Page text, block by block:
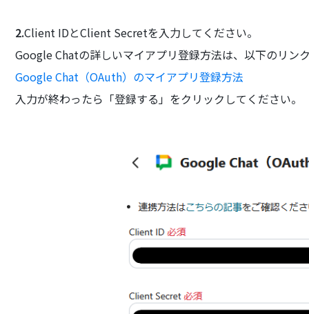
2.Client IDとClient Secretを入力してください。
Google Chatの詳しいマイアプリ登録方法は、以下のリン
Google Chat（OAuth）のマイアプリ登録方法
入力が終わったら「登録する」をクリックしてください。